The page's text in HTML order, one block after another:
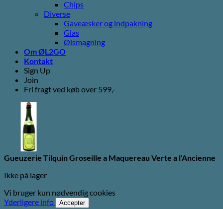
Chips
Diverse
Gaveæsker og indpakning
Glas
Ølsmagning
Om ØL2GO
Kontakt
Sign Up
Join
Fri fragt ved køb over 599,-
Gueuzerie Tilquin Groseille a Maquereau Verte a l’Ancienne
Ikke på lager
Vi bruger kun nødvendig cookies
Yderligere info
Accepter